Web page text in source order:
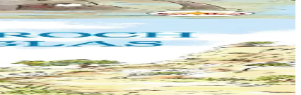
Loup Gris irrésistiblement drôle !...